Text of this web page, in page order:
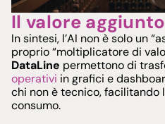
Il valore
In sintesi, l’AI non è solo un
proprio “moltiplicatore di
DataLine permettono di
operativi in grafici e
chi non è tecnico, facilitando
consumo.